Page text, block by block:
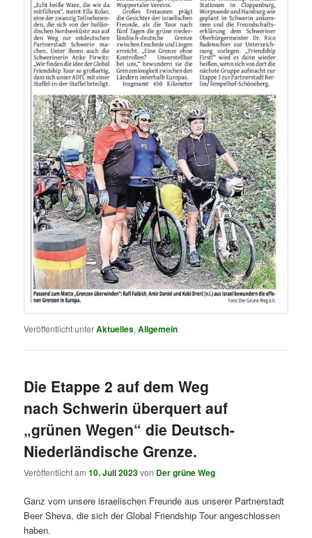
Veröffentlicht unterAktuelles,Allgemein
Die Etappe 2 auf dem Weg
nach Schwerin überquert auf
„grünen Wegen“ die Deutsch-
Niederländische Grenze.
Veröffentlicht am10. Juli 2023von Der grüne Weg
Ganz vorn unsere israelischen Freunde aus unserer Partnerstadt
Beer Sheva, die sich der Global Friendship Tour angeschlossen
haben.